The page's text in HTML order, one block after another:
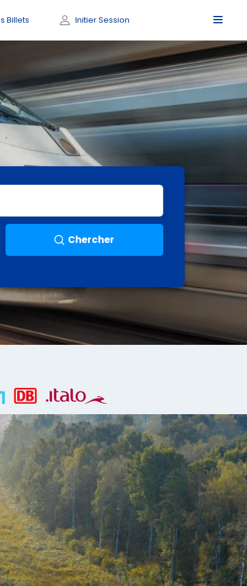
Billets Initier Session
Chercher